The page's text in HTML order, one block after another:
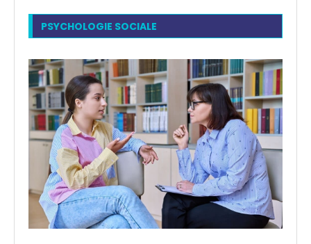
PSYCHOLOGIE SOCIALE